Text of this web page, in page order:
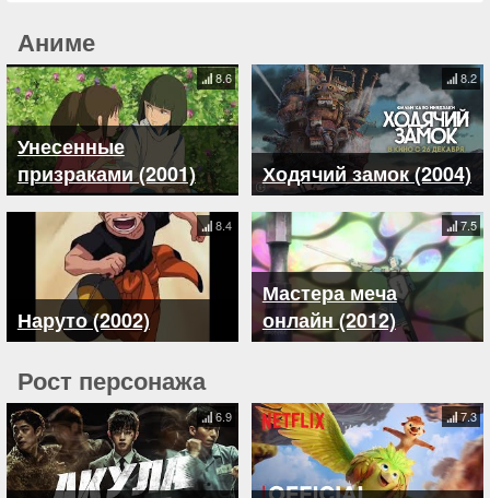
Аниме
Унесенные
призраками (2001)
8.6
Ходячий замок (2004)
8.2
Наруто (2002)
8.4
Мастера меча
онлайн (2012)
7.5
Рост персонажа
6.9 7.3